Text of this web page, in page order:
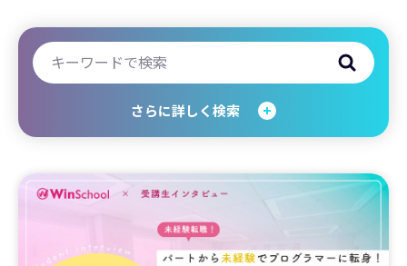
さらに詳しく検索